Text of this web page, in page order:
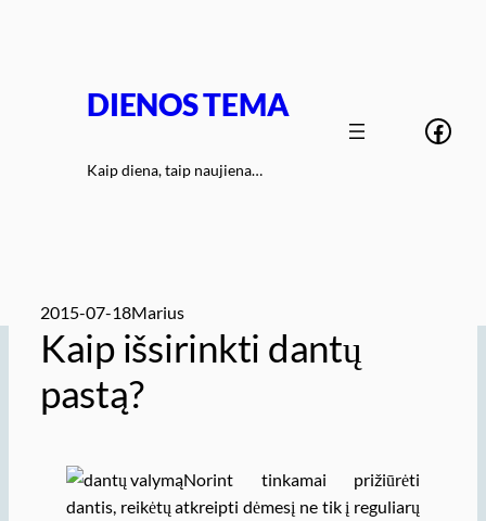
DIENOS TEMA
Kaip diena, taip naujiena…
2015-07-18Marius
Kaip išsirinkti dantų
pastą?
Norint tinkamai prižiūrėti
dantis, reikėtų atkreipti dėmesį ne tik į reguliarų